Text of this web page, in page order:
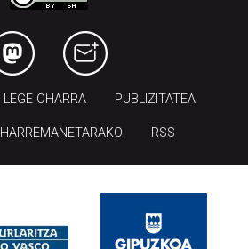
LEGE OHARRA PUBLIZITATEA
HARREMANETARAKO RSS